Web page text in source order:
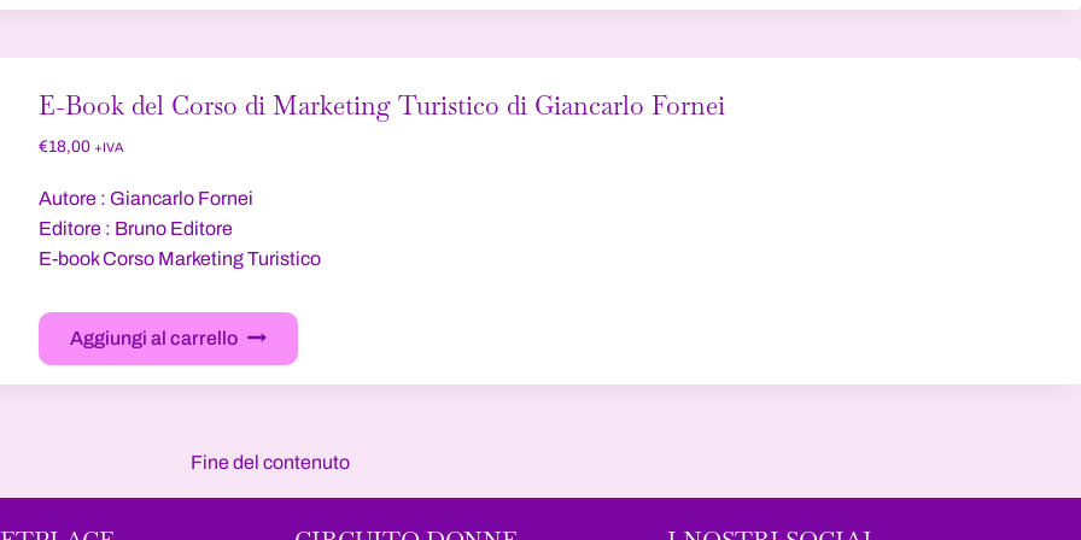
E-Book del Corso di Marketing Turistico di Giancarlo Fornei
€18,00 +IVA
Autore : Giancarlo Fornei
Editore : Bruno Editore
E-book Corso Marketing Turistico
Aggiungi al carrello
Fine del contenuto